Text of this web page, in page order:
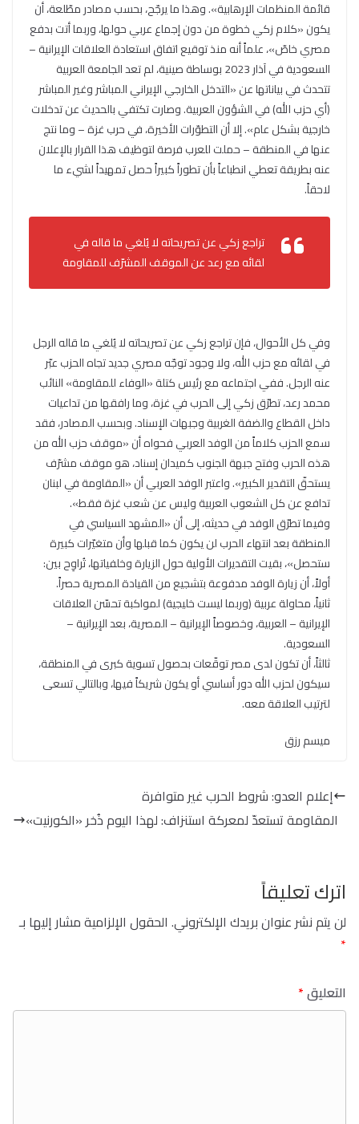
قائمة المنظمات الإرهابية». وهذا ما يرجّح، بحسب مصادر مطّلعة، أن
يكون «كلام زكي خطوة من دون إجماع عربي حولها، وربما أتت بدفع
مصري خاصّ»، علماً أنه منذ توقيع اتفاق استعادة العلاقات الإيرانية –
السعودية في آذار 2023 بوساطة صينية، لم تعد الجامعة العربية
تتحدث في بياناتها عن «التدخل الخارجي الإيراني المباشر وغير المباشر
(أي حزب الله) في الشؤون العربية. وصارت تكتفي بالحديث عن تدخلات
خارجية بشكل عام». إلا أن التطوّرات الأخيرة، في حرب غزة – وما نتج
عنها في المنطقة – حملت للعرب فرصة لتوظيف هذا القرار بالإعلان
عنه بطريقة تعطي انطباعاً بأن تطوراً كبيراً حصل تمهيداً لشيء ما
لاحقاً.
تراجع زكي عن تصريحاته لا يُلغي ما قاله في
لقائه مع رعد عن الموقف المشرّف للمقاومة
وفي كل الأحوال، فإن تراجع زكي عن تصريحاته لا يُلغي ما قاله الرجل
في لقائه مع حزب الله، ولا وجود توجّه مصري جديد تجاه الحزب عبّر
عنه الرجل. ففي اجتماعه مع رئيس كتلة «الوفاء للمقاومة» النائب
محمد رعد، تطرّق زكي إلى الحرب في غزة، وما رافقها من تداعيات
داخل القطاع والضفة الغربية وجبهات الإسناد. وبحسب المصادر، فقد
سمع الحزب كلاماً من الوفد العربي فحواه أن «موقف حزب الله من
هذه الحرب وفتح جبهة الجنوب كميدان إسناد، هو موقف مشرّف
يستحقّ التقدير الكبير». واعتبر الوفد العربي أن «المقاومة في لبنان
تدافع عن كل الشعوب العربية وليس عن شعب غزة فقط».
وفيما تطرّق الوفد في حديثه، إلى أن «المشهد السياسي في
المنطقة بعد انتهاء الحرب لن يكون كما قبلها وأن متغيّرات كبيرة
ستحصل»، بقيت التقديرات الأولية حول الزيارة وخلفياتها، تُراوِح بين:
أولاً، أن زيارة الوفد مدفوعة بتشجيع من القيادة المصرية حصراً.
ثانياً، محاولة عربية (وربما ليست خليجية) لمواكبة تحسّن العلاقات
الإيرانية – العربية، وخصوصاً الإيرانية – المصرية، بعد الإيرانية –
السعودية.
ثالثاً، أن تكون لدى مصر توقّعات بحصول تسوية كبرى في المنطقة،
سيكون لحزب الله دور أساسي أو يكون شريكاً فيها، وبالتالي تسعى
لترتيب العلاقة معه.
ميسم رزق
إعلام العدو: شروط الحرب غير متوافرة
المقاومة تستعدّ لمعركة استنزاف: لهذا اليوم ذُخر «الكورنيت»
اترك تعليقاً
لن يتم نشر عنوان بريدك الإلكتروني. الحقول الإلزامية مشار إليها بـ
*
التعليق*